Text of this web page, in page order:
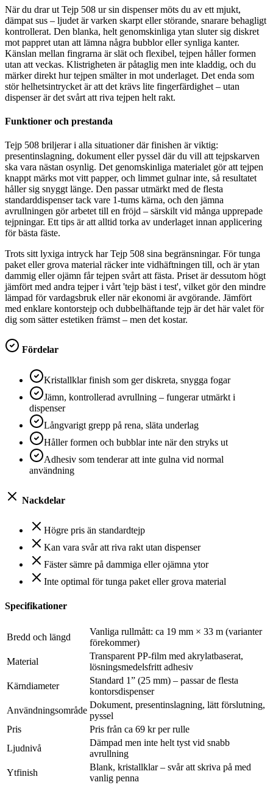
När du drar ut Tejp 508 ur sin dispenser möts du av ett mjukt,
dämpat sus – ljudet är varken skarpt eller störande, snarare behagligt
kontrollerat. Den blanka, helt genomskinliga ytan sluter sig diskret
mot pappret utan att lämna några bubblor eller synliga kanter.
Känslan mellan fingrarna är slät och flexibel, tejpen håller formen
utan att veckas. Klistrigheten är påtaglig men inte kladdig, och du
märker direkt hur tejpen smälter in mot underlaget. Det enda som
stör helhetsintrycket är att det krävs lite fingerfärdighet – utan
dispenser är det svårt att riva tejpen helt rakt.
Funktioner och prestanda
Tejp 508 briljerar i alla situationer där finishen är viktig:
presentinslagning, dokument eller pyssel där du vill att tejpskarven
ska vara nästan osynlig. Det genomskinliga materialet gör att tejpen
knappt märks mot vitt papper, och limmet gulnar inte, så resultatet
håller sig snyggt länge. Den passar utmärkt med de flesta
standarddispenser tack vare 1-tums kärna, och den jämna
avrullningen gör arbetet till en fröjd – särskilt vid många upprepade
tejpningar. Ett tips är att alltid torka av underlaget innan applicering
för bästa fäste.
Trots sitt lyxiga intryck har Tejp 508 sina begränsningar. För tunga
paket eller grova material räcker inte vidhäftningen till, och är ytan
dammig eller ojämn får tejpen svårt att fästa. Priset är dessutom högt
jämfört med andra tejper i vårt 'tejp bäst i test', vilket gör den mindre
lämpad för vardagsbruk eller när ekonomi är avgörande. Jämfört
med enklare kontorstejp och dubbelhäftande tejp är det här valet för
dig som sätter estetiken främst – men det kostar.
Fördelar
Kristallklar finish som ger diskreta, snygga fogar
Jämn, kontrollerad avrullning – fungerar utmärkt i
dispenser
Långvarigt grepp på rena, släta underlag
Håller formen och bubblar inte när den stryks ut
Adhesiv som tenderar att inte gulna vid normal
användning
Nackdelar
Högre pris än standardtejp
Kan vara svår att riva rakt utan dispenser
Fäster sämre på dammiga eller ojämna ytor
Inte optimal för tunga paket eller grova material
Specifikationer
Bredd och längd
Vanliga rullmått: ca 19 mm × 33 m (varianter
förekommer)
Material
Transparent PP-film med akrylatbaserat,
lösningsmedelsfritt adhesiv
Kärndiameter
Standard 1” (25 mm) – passar de flesta
kontorsdispenser
Användningsområde
Dokument, presentinslagning, lätt förslutning,
pyssel
Pris
Pris från ca 69 kr per rulle
Ljudnivå
Dämpad men inte helt tyst vid snabb
avrullning
Ytfinish
Blank, kristallklar – svår att skriva på med
vanlig penna